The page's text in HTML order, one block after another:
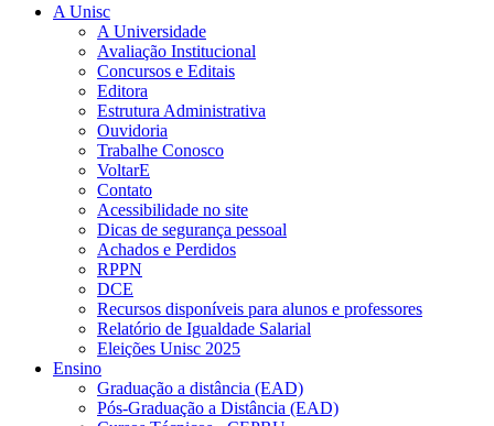
A Unisc
A Universidade
Avaliação Institucional
Concursos e Editais
Editora
Estrutura Administrativa
Ouvidoria
Trabalhe Conosco
VoltarE
Contato
Acessibilidade no site
Dicas de segurança pessoal
Achados e Perdidos
RPPN
DCE
Recursos disponíveis para alunos e professores
Relatório de Igualdade Salarial
Eleições Unisc 2025
Ensino
Graduação a distância (EAD)
Pós-Graduação a Distância (EAD)